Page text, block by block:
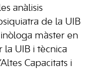
anàlisis
de la UIB
màster en
la UIB i tècnica
Capacitats i